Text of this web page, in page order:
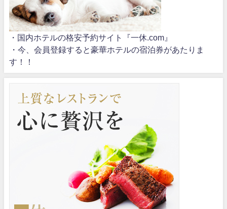
・国内ホテルの格安予約サイト『一休.com』
・今、会員登録すると豪華ホテルの宿泊券があたりま
す！！